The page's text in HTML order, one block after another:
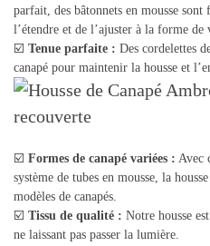
parfait, des bâtonnets en mousse
l’étendre et de l’ajuster à la forme de
☑️ Tenue parfaite : Des cordelettes
canapé pour maintenir la housse et
☑️ Formes de canapé variées : Avec
système de tubes en mousse, la
modèles de canapés.
☑️ Tissu de qualité : Notre housse
ne laissant pas passer la lumière.